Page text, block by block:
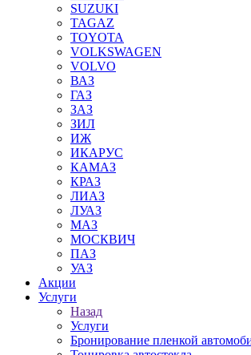
SUZUKI
TAGAZ
TOYOTA
VOLKSWAGEN
VOLVO
ВАЗ
ГАЗ
ЗАЗ
ЗИЛ
ИЖ
ИКАРУС
КАМАЗ
КРАЗ
ЛИАЗ
ЛУАЗ
МАЗ
МОСКВИЧ
ПАЗ
УАЗ
Акции
Услуги
Назад
Услуги
Бронирование пленкой